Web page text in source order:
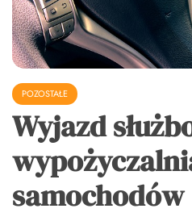
POZOSTAŁE
Wyjazd
samochodów